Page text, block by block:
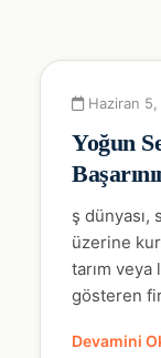
Haziran
Yoğun
ş dünyası,
üzerine
tarım
gösteren
Devamini